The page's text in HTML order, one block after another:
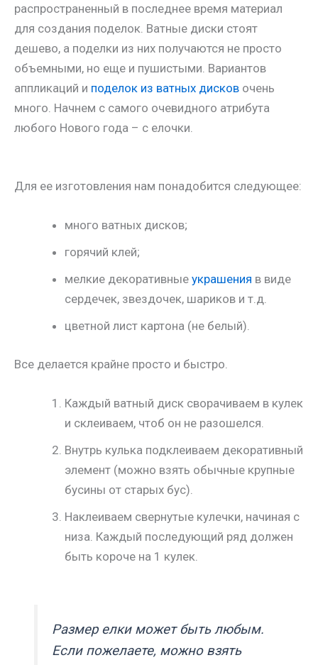
распространенный в последнее время материал
для создания поделок. Ватные диски стоят
дешево, а поделки из них получаются не просто
объемными, но еще и пушистыми. Вариантов
аппликаций и поделок из ватных дисков очень
много. Начнем с самого очевидного атрибута
любого Нового года – с елочки.
Для ее изготовления нам понадобится следующее:
много ватных дисков;
горячий клей;
мелкие декоративные украшения в виде
сердечек, звездочек, шариков и т.д.
цветной лист картона (не белый).
Все делается крайне просто и быстро.
Каждый ватный диск сворачиваем в кулек
и склеиваем, чтоб он не разошелся.
Внутрь кулька подклеиваем декоративный
элемент (можно взять обычные крупные
бусины от старых бус).
Наклеиваем свернутые кулечки, начиная с
низа. Каждый последующий ряд должен
быть короче на 1 кулек.
Размер елки может быть любым.
Если пожелаете, можно взять